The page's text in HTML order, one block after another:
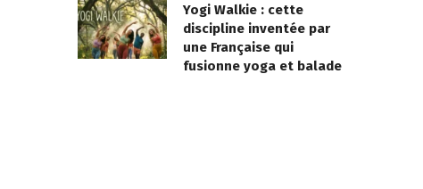
Yogi Walkie : cette
discipline inventée par
une Française qui
fusionne yoga et balade